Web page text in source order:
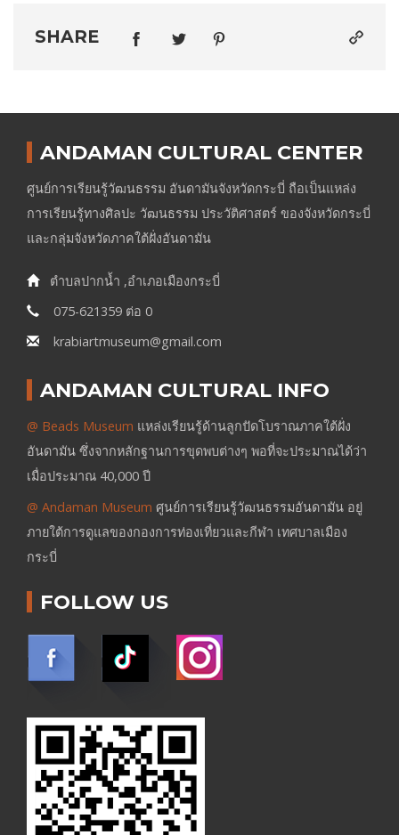
SHARE
ANDAMAN CULTURAL CENTER
ศูนย์การเรียนรู้วัฒนธรรม อันดามันจังหวัดกระบี่ ถือเป็นแหล่ง
การเรียนรู้ทางศิลปะ วัฒนธรรม ประวัติศาสตร์ ของจังหวัดกระบี่
และกลุ่มจังหวัดภาคใต้ฝั่งอันดามัน
ตำบลปากน้ำ ,อำเภอเมืองกระบี่
075-621359 ต่อ 0
krabiartmuseum@gmail.com
ANDAMAN CULTURAL INFO
@ Beads Museum แหล่งเรียนรู้ด้านลูกปัดโบราณภาคใต้ฝั่ง
อันดามัน ซึ่งจากหลักฐานการขุดพบต่างๆ พอที่จะประมาณได้ว่า
เมื่อประมาณ 40,000 ปี
@ Andaman Museum ศูนย์การเรียนรู้วัฒนธรรมอันดามัน อยู่
ภายใต้การดูแลของกองการท่องเที่ยวและกีฬา เทศบาลเมือง
กระบี่
FOLLOW US